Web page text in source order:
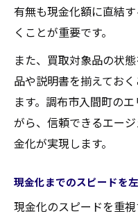
有無も現金化額に直結
くことが重要です。
また、買取対象品の状
品や説明書を揃えてお
ます。調布市入間町の
がら、信頼できるエー
金化が実現します。
現金化までのスピードを
現金化のスピードを重